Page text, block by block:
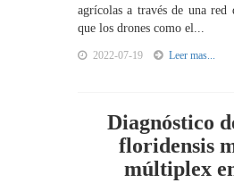
agrícolas a través de una
que los drones como el...
2022-07-19 Leer mas...
Diagnóstico
floridensis
múltiplex